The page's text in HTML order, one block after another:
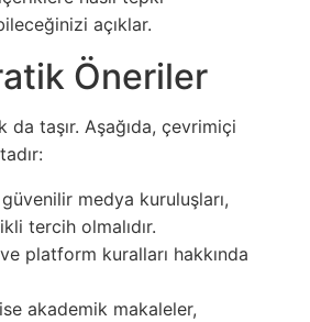
açıklar.
Öneriler
da taşır. Aşağıda, çevrimiçi
medya kuruluşları,
tercih olmalıdır.
platform kuralları hakkında
akademik makaleler,